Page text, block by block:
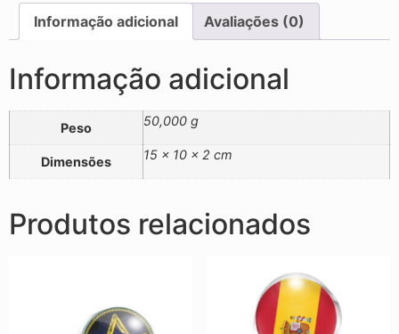
Informação adicional Avaliações (0)
Informação adicional
Peso 50,000 g
Dimensões 15 × 10 × 2 cm
Produtos relacionados